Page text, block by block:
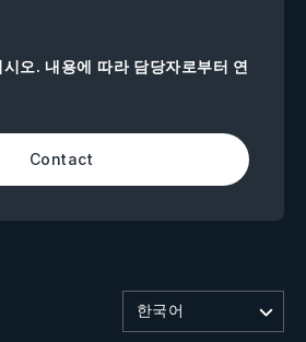
오. 내용에 따라 담당자로부터 연
Contact
한국어